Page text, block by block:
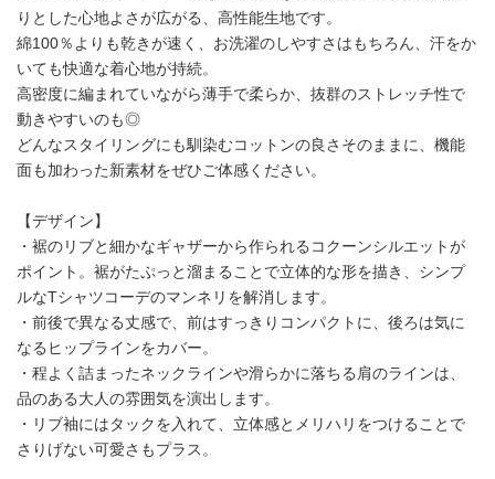
りとした心地よさが広がる、高性能生地です。
綿100％よりも乾きが速く、お洗濯のしやすさはもちろん、汗をか
いても快適な着心地が持続。
高密度に編まれていながら薄手で柔らか、抜群のストレッチ性で
動きやすいのも◎
どんなスタイリングにも馴染むコットンの良さそのままに、機能
面も加わった新素材をぜひご体感ください。
【デザイン】
・裾のリブと細かなギャザーから作られるコクーンシルエットが
ポイント。裾がたぷっと溜まることで立体的な形を描き、シンプ
ルなTシャツコーデのマンネリを解消します。
・前後で異なる丈感で、前はすっきりコンパクトに、後ろは気に
なるヒップラインをカバー。
・程よく詰まったネックラインや滑らかに落ちる肩のラインは、
品のある大人の雰囲気を演出します。
・リブ袖にはタックを入れて、立体感とメリハリをつけることで
さりげない可愛さもプラス。